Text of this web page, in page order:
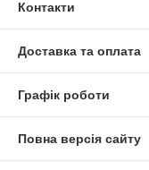
Контакти
Доставка та оплата
Графік роботи
Повна версія сайту